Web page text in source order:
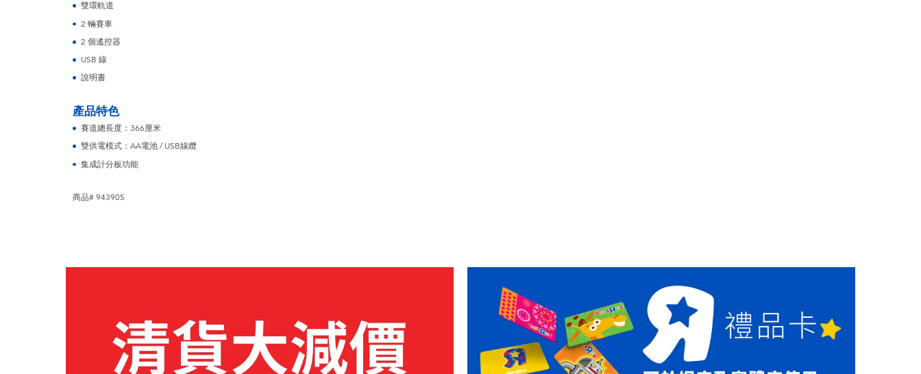
雙環軌道
2 輛賽車
2 個遙控器
USB 線
說明書
產品特色
賽道總長度：366厘米
雙供電模式：AA電池 / USB線纜
集成計分板功能
商品# 943905